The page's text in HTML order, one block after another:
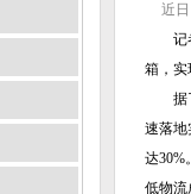
近
记者
箱，实
据了
速落地
达30%
低物流